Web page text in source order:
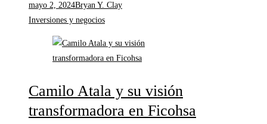
mayo 2, 2024Bryan Y. Clay
Inversiones y negocios
Camilo Atala y su visión
transformadora en Ficohsa